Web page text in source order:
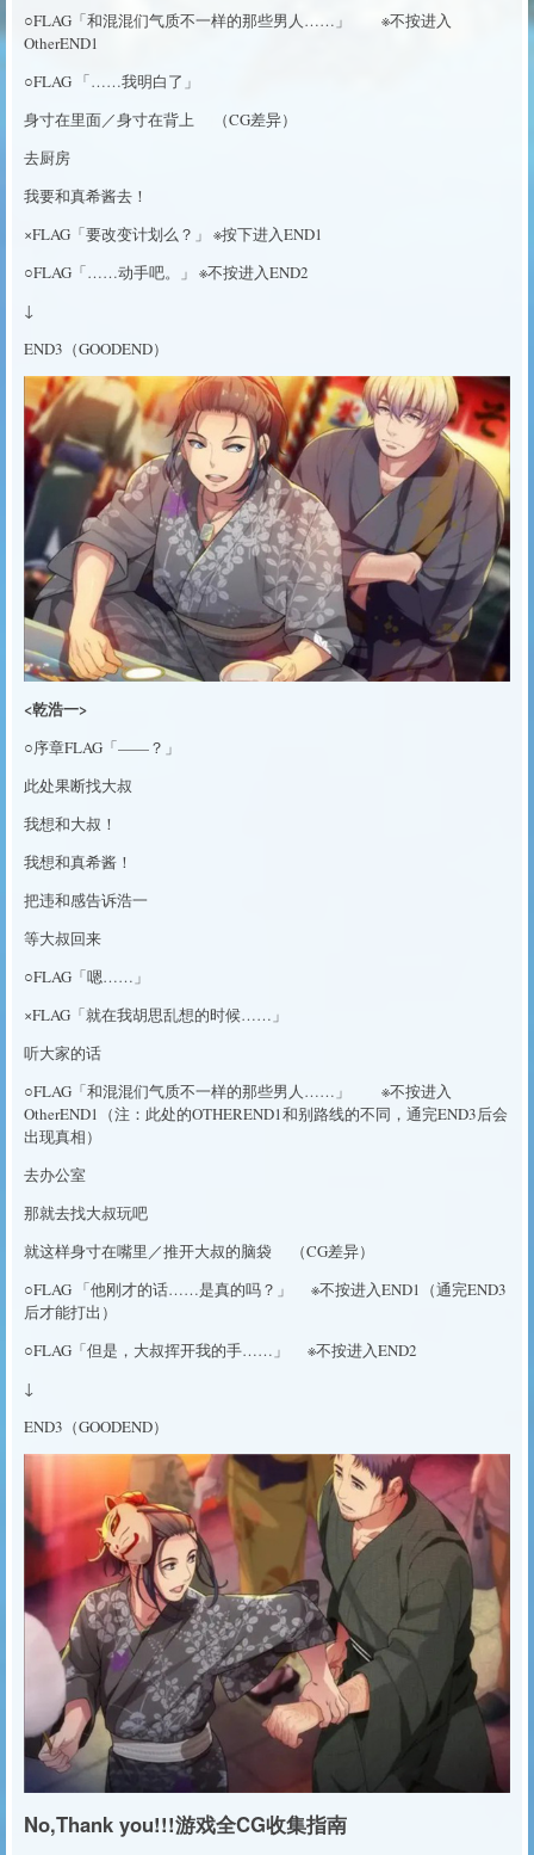
○FLAG「和混混们气质不一样的那些男人……」 ※不按进入
OtherEND1
○FLAG 「……我明白了」
身寸在里面／身寸在背上 （CG差异）
去厨房
我要和真希酱去！
×FLAG「要改变计划么？」 ※按下进入END1
○FLAG「……动手吧。」 ※不按进入END2
↓
END3（GOODEND）
<乾浩一>
○序章FLAG「——？」
此处果断找大叔
我想和大叔！
我想和真希酱！
把违和感告诉浩一
等大叔回来
○FLAG「嗯……」
×FLAG「就在我胡思乱想的时候……」
听大家的话
○FLAG「和混混们气质不一样的那些男人……」 ※不按进入
OtherEND1（注：此处的OTHEREND1和别路线的不同，通完END3后会
出现真相）
去办公室
那就去找大叔玩吧
就这样身寸在嘴里／推开大叔的脑袋 （CG差异）
○FLAG 「他刚才的话……是真的吗？」 ※不按进入END1（通完END3
后才能打出）
○FLAG「但是，大叔挥开我的手……」 ※不按进入END2
↓
END3（GOODEND）
No,Thank you!!!游戏全CG收集指南